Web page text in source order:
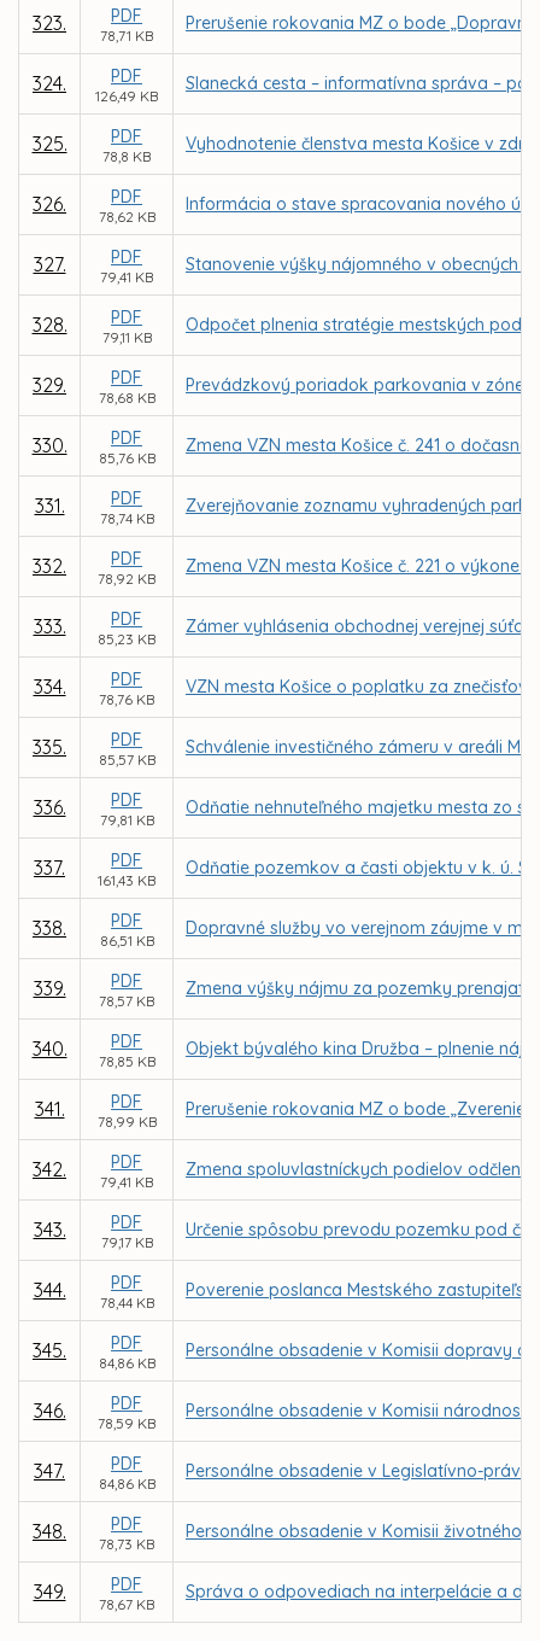
323. PDF
78,71 KB
Prerušenie rokovania MZ o bode
324. PDF
126,49 KB
Slanecká cesta – informatívna správa –
325. PDF
78,8 KB
Vyhodnotenie členstva mesta Košice v
326. PDF
78,62 KB
Informácia o stave spracovania nového
327. PDF
79,41 KB
Stanovenie výšky nájomného v obecných
328. PDF
79,11 KB
Odpočet plnenia stratégie mestských
329. PDF
78,68 KB
Prevádzkový poriadok parkovania v zóne
330. PDF
85,76 KB
Zmena VZN mesta Košice č. 241 o
331. PDF
78,74 KB
Zverejňovanie zoznamu vyhradených
332. PDF
78,92 KB
Zmena VZN mesta Košice č. 221 o výkone
333. PDF
85,23 KB
Zámer vyhlásenia obchodnej verejnej
334. PDF
78,76 KB
VZN mesta Košice o poplatku za
335. PDF
85,57 KB
Schválenie investičného zámeru v areáli MŠ
336. PDF
79,81 KB
Odňatie nehnuteľného majetku mesta zo
337. PDF
161,43 KB
Odňatie pozemkov a časti objektu v k. ú.
338. PDF
86,51 KB
Dopravné služby vo verejnom záujme v
339. PDF
78,57 KB
Zmena výšky nájmu za pozemky prenajaté
340. PDF
78,85 KB
Objekt bývalého kina Družba – plnenie
341. PDF
78,99 KB
Prerušenie rokovania MZ o bode „Zverenie
342. PDF
79,41 KB
Zmena spoluvlastníckych podielov
343. PDF
79,17 KB
Určenie spôsobu prevodu pozemku pod
344. PDF
78,44 KB
Poverenie poslanca Mestského
345. PDF
84,86 KB
Personálne obsadenie v Komisii dopravy a
346. PDF
78,59 KB
Personálne obsadenie v Komisii
347. PDF
84,86 KB
Personálne obsadenie v Legislatívno-
348. PDF
78,73 KB
Personálne obsadenie v Komisii životného
349. PDF
78,67 KB
Správa o odpovediach na interpelácie a